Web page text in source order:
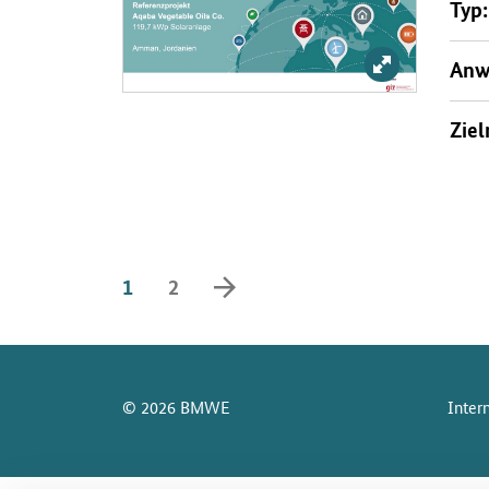
Bild
Typ:
1 2 vorwärts blättern
SrOnlyServicemenü© 2026 BMWE